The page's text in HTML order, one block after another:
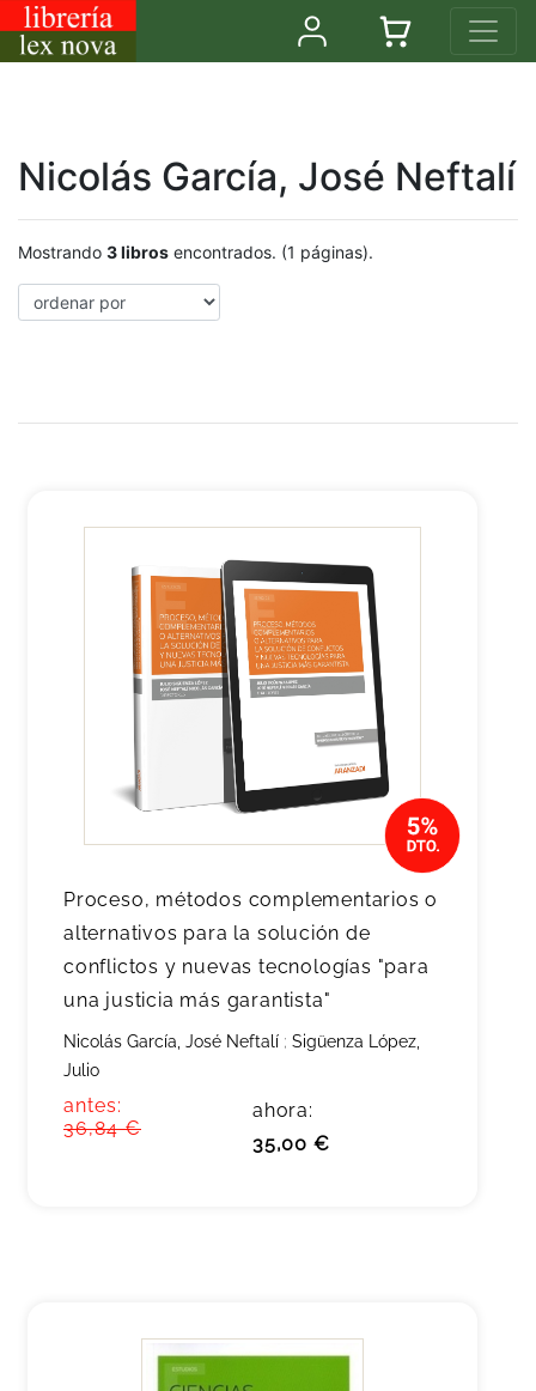
Nicolás García, José Neftalí
Mostrando 3 libros encontrados. (1 páginas).
Proceso, métodos complementarios o
alternativos para la solución de
conflictos y nuevas tecnologías "para
una justicia más garantista"
Nicolás García, José Neftalí ; Sigüenza López,
Julio
antes:
36,84 €
ahora:
35,00 €